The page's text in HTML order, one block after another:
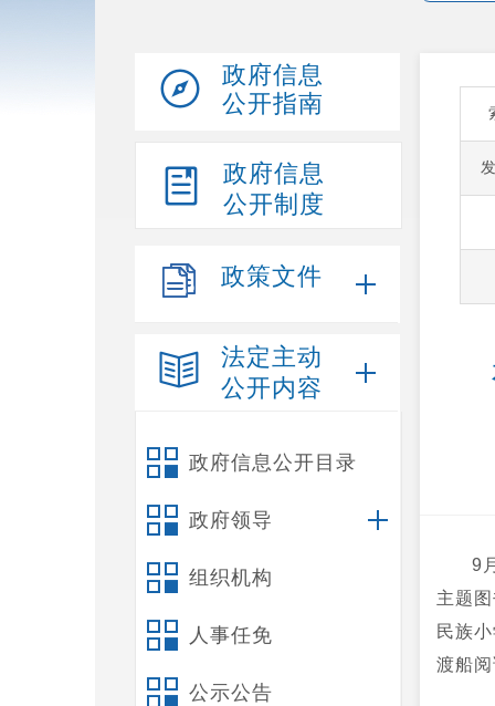
政府信息
公开指南
政府信息
公开制度
政策文件
法定主动
公开内容
政府信息公开目录
政府领导
组织机构
人事任免
公示公告
9
主题
民族
渡船